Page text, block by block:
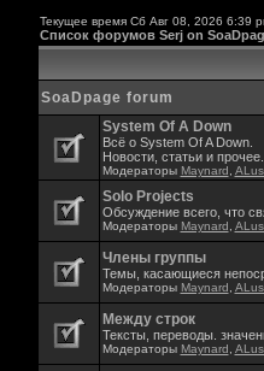
Текущее время Сб Авг 08, 2026 6:39
Список форумов Serj on
SoaDpage forum
System Of A Down
Всё о System Of A Down.
Новости, статьи и прочее.
Модераторы Maynard
Solo Projects
Обсуждение всего, что
Модераторы Maynard
Члены группы
Темы, касающиеся
Модераторы Maynard
Между строк
Тексты, переводы.
Модераторы Maynard